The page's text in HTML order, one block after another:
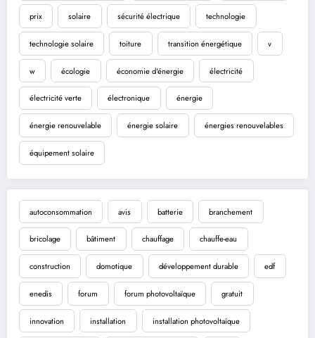
prix solaire sécurité électrique technologie
technologie solaire toiture transition énergétique v
w écologie économie d'énergie électricité
électricité verte électronique énergie
énergie renouvelable énergie solaire énergies renouvelables
équipement solaire
autoconsommation avis batterie branchement
bricolage bâtiment chauffage chauffe-eau
construction domotique développement durable edf
enedis forum forum photovoltaïque gratuit
innovation installation installation photovoltaïque